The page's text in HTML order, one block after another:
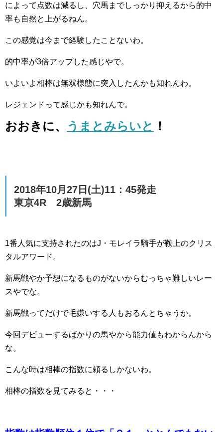
によって点数は減るし、穴馬までしっかり抑えるから的中
率も自然と上がるねん。
この感覚は今まで経験したことないわ。
的中率が3倍アップした感じやで。
いよいよ相棒は無双様態に突入したんかも知れんわ。
レジェンドって感じかも知れんで。
おおきに、 うまとみらいと ！
2018年10月27日(土)11：45発走
東京4R 2歳新馬
1番人気に支持されたのはJ・モレイラ騎手が鞍上のクリス
タルアワード。
新馬戦やか予想になるものがないからむっちゃ難しいレー
スやでな。
新馬戦ってだけで毛嫌いする人もおるんとちゃうか。
今回デビューするばかりの馬やから能力値もわからんから
な。
こんな時は相棒の指数に頼るしかないわ。
相棒の指数を見てみると・・・